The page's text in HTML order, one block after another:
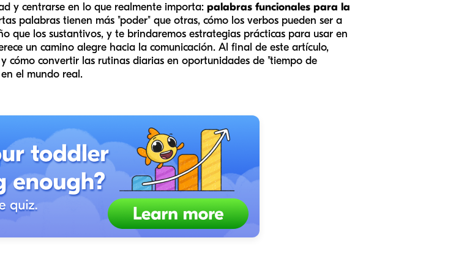
y centrarse en lo que realmente importa: palabras funcionales para la
palabras tienen más "poder" que otras, cómo los verbos pueden ser a
que los sustantivos, y te brindaremos estrategias prácticas para usar en
un camino alegre hacia la comunicación. Al final de este artículo,
cómo convertir las rutinas diarias en oportunidades de "tiempo de
el mundo real.